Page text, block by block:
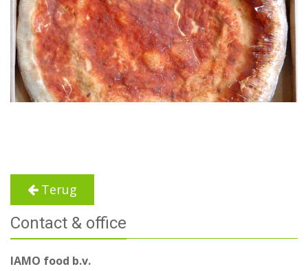
Terug
Contact & office
IAMO food b.v.